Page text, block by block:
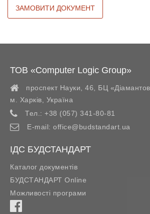
ТОВ «Computer Logic Group»
проспект Науки, 46, БЦ
м. Харків
Україна
Тел.: +38 (057) 341-80-81
E-mail: office@budstandart.ua
ІДС БУДСТАНДАРТ
Каталог документів
БУДСТАНДАРТ Online
Можливості програми